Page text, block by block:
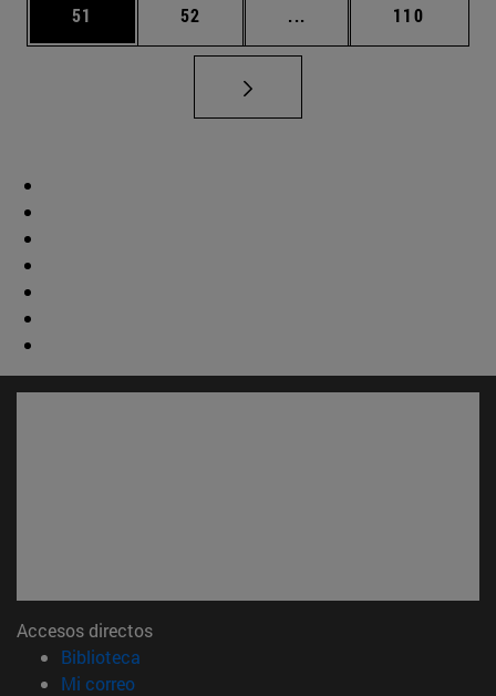
Página
51 Página
52 ... Páginas intermedias
Página
110
Accesos directos
Biblioteca
Mi correo(abre en nueva ventana)